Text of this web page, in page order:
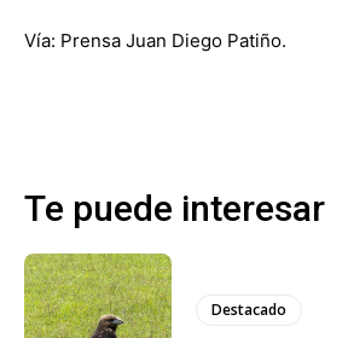
Vía: Prensa Juan Diego Patiño.
Te puede interesar
Destacado